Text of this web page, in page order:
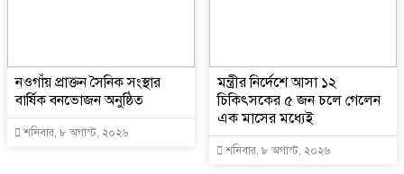
নওগাঁয় প্রাক্তন সৈনিক সংস্থার
বার্ষিক বনভোজন অনুষ্ঠিত
শনিবার, ৮ অগাস্ট, ২০২৬
মন্ত্রীর নির্দেশে আসা ১২
চিকিৎসকের ৫ জন চলে গেলেন
এক মাসের মধ্যেই
শনিবার, ৮ অগাস্ট, ২০২৬